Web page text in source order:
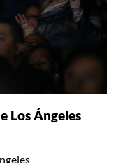
Los Ángeles